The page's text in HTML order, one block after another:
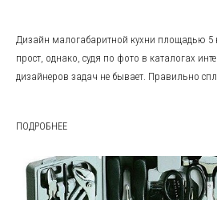
Дизайн малогабаритной кухни площадью 5
прост, однако, судя по фото в каталогах
дизайнеров задач не бывает. Правильно
ПОДРОБНЕЕ